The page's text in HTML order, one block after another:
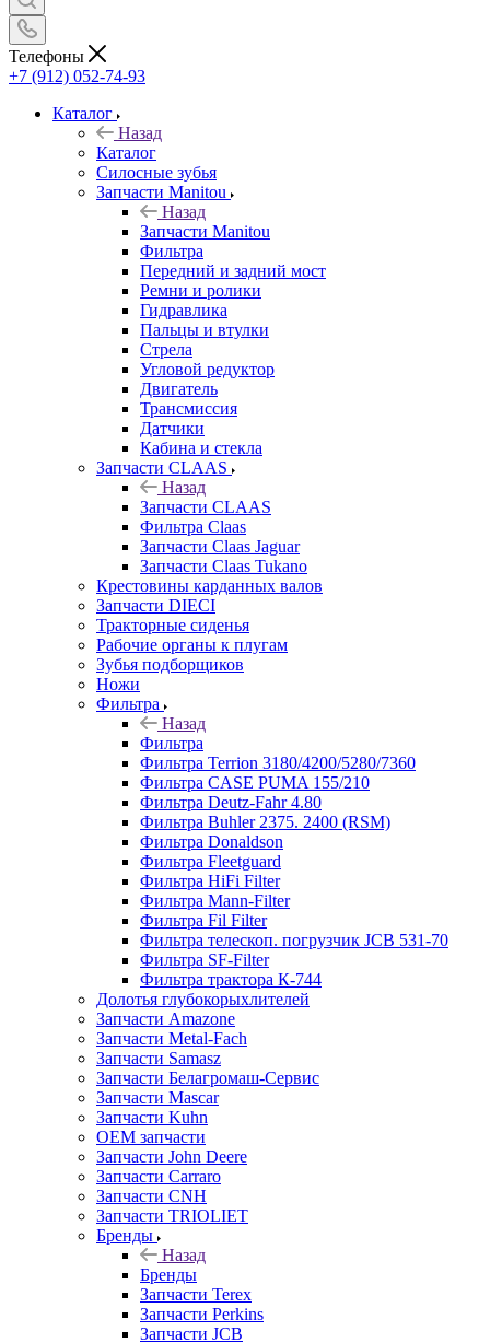
Телефоны
+7 (912) 052-74-93
Каталог
Назад
Каталог
Cилосные зубья
Запчасти Manitou
Назад
Запчасти Manitou
Фильтра
Передний и задний мост
Ремни и ролики
Гидравлика
Пальцы и втулки
Стрела
Угловой редуктор
Двигатель
Трансмиссия
Датчики
Кабина и стекла
Запчасти CLAAS
Назад
Запчасти CLAAS
Фильтра Claas
Запчасти Claas Jaguar
Запчасти Claas Tukano
Крестовины карданных валов
Запчасти DIECI
Тракторные сиденья
Рабочие органы к плугам
Зубья подборщиков
Ножи
Фильтра
Назад
Фильтра
Фильтра Terrion 3180/4200/5280/7360
Фильтра CASE PUMA 155/210
Фильтра Deutz-Fahr 4.80
Фильтра Buhler 2375. 2400 (RSM)
Фильтра Donaldson
Фильтра Fleetguard
Фильтра HiFi Filter
Фильтра Mann-Filter
Фильтра Fil Filter
Фильтра телескоп. погрузчик JCB 531-70
Фильтра SF-Filter
Фильтра трактора К-744
Долотья глубокорыхлителей
Запчасти Amazone
Запчасти Metal-Fach
Запчасти Samasz
Запчасти Белагромаш-Сервис
Запчасти Mascar
Запчасти Kuhn
OEM запчасти
Запчасти John Deere
Запчасти Carraro
Запчасти CNH
Запчасти TRIOLIET
Бренды
Назад
Бренды
Запчасти Terex
Запчасти Perkins
Запчасти JCB